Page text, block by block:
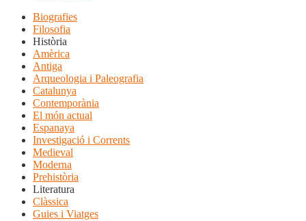
Biografies
Filosofia
Història
Amèrica
Antiga
Arqueologia i Paleografia
Catalunya
Contemporània
El món actual
Espanaya
Investigació i Corrents
Medieval
Moderna
Prehistòria
Literatura
Clàssica
Guies i Viatges